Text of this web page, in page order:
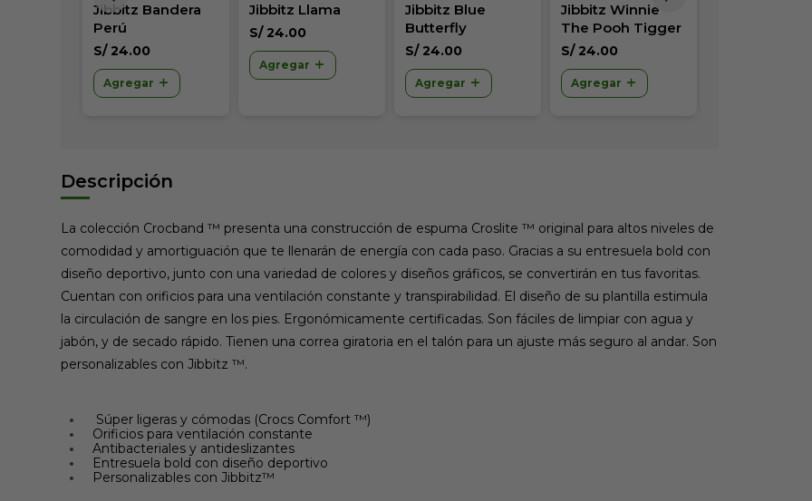
Jibbitz Bandera
Perú
S/ 24.00
Agregar
Jibbitz Llama
S/ 24.00
Agregar
Jibbitz Blue
Butterfly
S/ 24.00
Agregar
Jibbitz Winnie
The Pooh Tigger
S/ 24.00
Agregar
Descripción
La colección Crocband ™ presenta una construcción de espuma Croslite ™ original para altos niveles de
comodidad y amortiguación que te llenarán de energía con cada paso. Gracias a su entresuela bold con
diseño deportivo, junto con una variedad de colores y diseños gráficos, se convertirán en tus favoritas.
Cuentan con orificios para una ventilación constante y transpirabilidad. El diseño de su plantilla estimula
la circulación de sangre en los pies. Ergonómicamente certificadas. Son fáciles de limpiar con agua y
jabón, y de secado rápido. Tienen una correa giratoria en el talón para un ajuste más seguro al andar. Son
personalizables con Jibbitz ™.
Súper ligeras y cómodas (Crocs Comfort ™)
Orificios para ventilación constante
Antibacteriales y antideslizantes
Entresuela bold con diseño deportivo
Personalizables con Jibbitz™